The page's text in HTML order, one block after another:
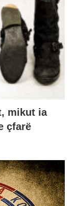
mikut ia
çfarë